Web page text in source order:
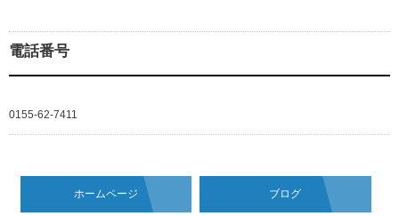
電話番号
0155-62-7411
ホームページ ブログ